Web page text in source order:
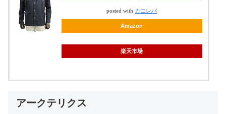
posted with カエレバ
Amazon
楽天市場
アークテリクス